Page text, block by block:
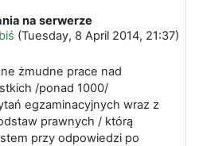
na serwerze
(Tuesday, 8 April 2014, 21:37)
żmudne prace nad
/ponad 1000/
egzaminacyjnych wraz z
prawnych / którą
przy odpowiedzi po